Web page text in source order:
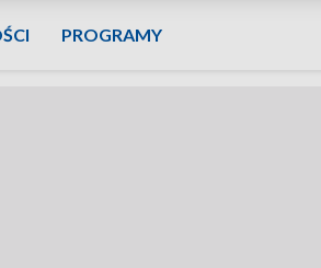
PROGRAMY